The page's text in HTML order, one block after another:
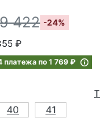
9 422 -24%
₽
платежа по 1 769 ₽
40 41